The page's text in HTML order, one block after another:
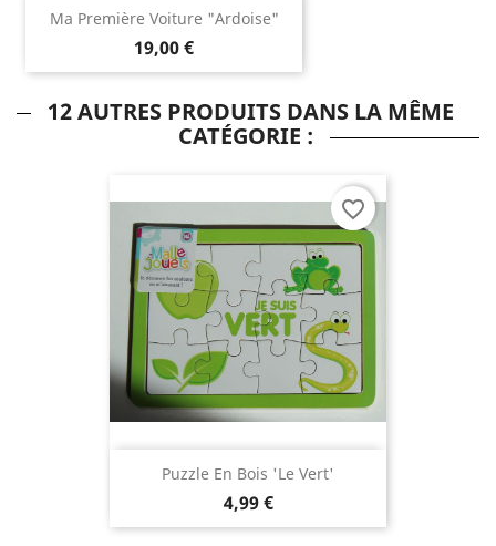
Ma Première Voiture "ardoise"
19,00 €
12 AUTRES PRODUITS DANS LA MÊME
CATÉGORIE :
Puzzle En Bois 'le Vert'
4,99 €
favorite_border